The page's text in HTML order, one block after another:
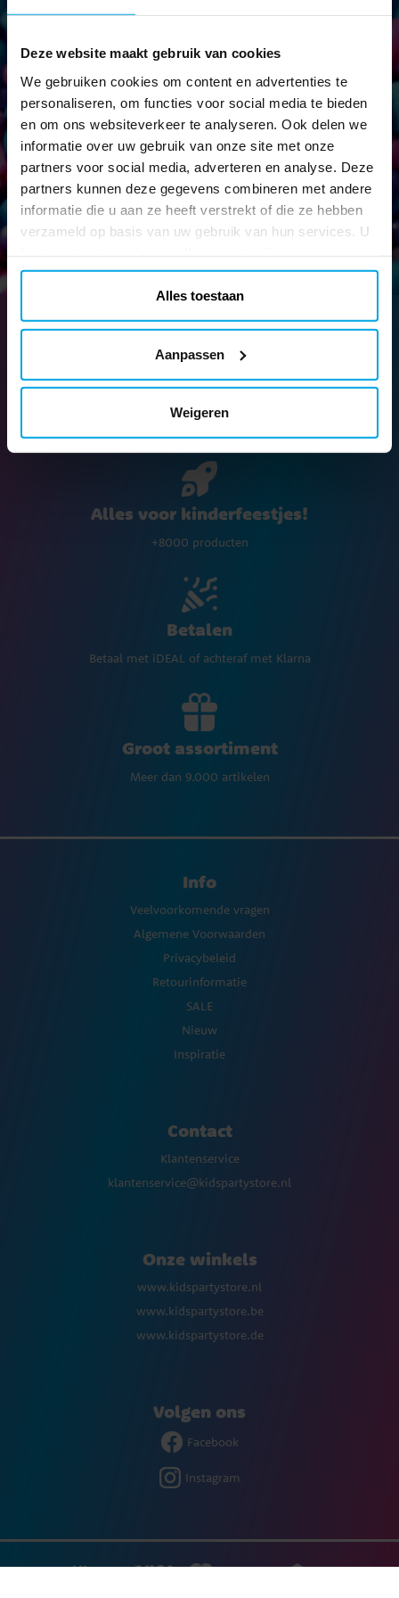
Deze website maakt gebruik van cookies
We gebruiken cookies om content en advertenties te
personaliseren, om functies voor social media te bieden
en om ons websiteverkeer te analyseren. Ook delen we
informatie over uw gebruik van onze site met onze
partners voor social media, adverteren en analyse. Deze
partners kunnen deze gegevens combineren met andere
informatie die u aan ze heeft verstrekt of die ze hebben
verzameld op basis van uw gebruik van hun services. U
Alles toestaan
Aanpassen
Weigeren
Nieuwsbrief!
Blijf op de hoogte van al onze nieuwe artikelen en krijg leuke
tips en aanbiedingen!
Verstuur
Alles voor kinderfeestjes!
+8000 producten
Betalen
Betaal met iDEAL of achteraf met Klarna
Groot assortiment
Meer dan 9.000 artikelen
Info
Veelvoorkomende vragen
Algemene Voorwaarden
Privacybeleid
Retourinformatie
SALE
Nieuw
Inspiratie
Contact
Klantenservice
klantenservice@kidspartystore.nl
Onze winkels
www.kidspartystore.nl
www.kidspartystore.be
www.kidspartystore.de
Volgen ons
Facebook
Instagram